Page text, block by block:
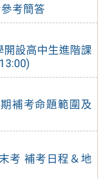
考簡答
開設高中生進階課
補考命題範圍及
考 補考日程＆地